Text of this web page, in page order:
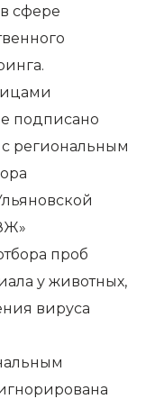
сфере
подписано
региональным
проб
у животных,
вируса